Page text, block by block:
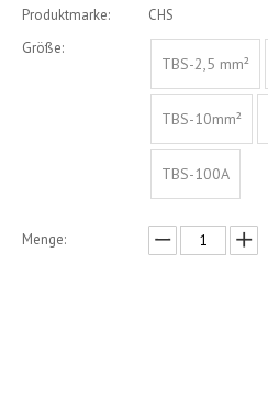
Produktmarke:
CHS
Größe:
TBS-2,5 mm²
TBS-10mm²
TBS-100A
Menge: